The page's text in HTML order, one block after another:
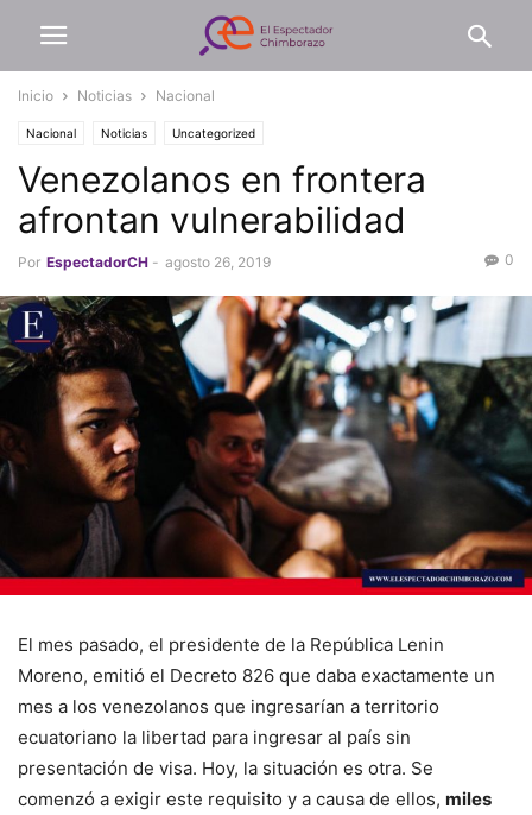
Inicio Noticias Nacional
Nacional Noticias Uncategorized
Venezolanos en frontera
afrontan vulnerabilidad
Por EspectadorCH - agosto 26, 2019 0
El mes pasado, el presidente de la República Lenin
Moreno, emitió el Decreto 826 que daba exactamente un
mes a los venezolanos que ingresarían a territorio
ecuatoriano la libertad para ingresar al país sin
presentación de visa. Hoy, la situación es otra. Se
comenzó a exigir este requisito y a causa de ellos, miles